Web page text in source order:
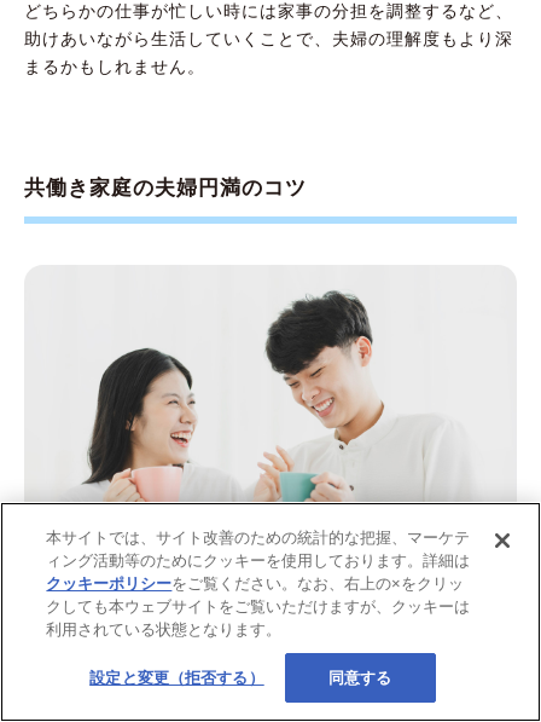
どちらかの仕事が忙しい時には家事の分担を調整するなど、
助けあいながら生活していくことで、夫婦の理解度もより深
まるかもしれません。
共働き家庭の夫婦円満のコツ
画像：iStock.com/ SunnyVMD
つぎに、共働き家庭の夫婦が円満に暮らすためのコツを4点
紹介します。すぐにできることなので、ぜひ実践してみてく
ださい。
本サイトでは、サイト改善のための統計的な把握、マーケテ
ィング活動等のためにクッキーを使用しております。詳細は
クッキーポリシーをご覧ください。なお、右上の×をクリッ
クしても本ウェブサイトをご覧いただけますが、クッキーは
利用されている状態となります。
設定と変更（拒否する） 同意する